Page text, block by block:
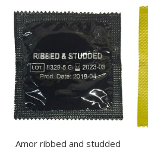
Amor ribbed and studded